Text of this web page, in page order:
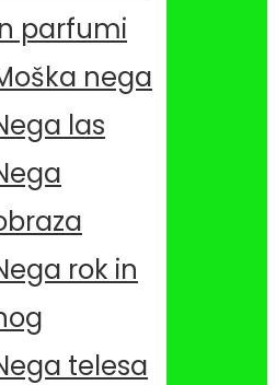
parfumi
nega
las
rok in
telesa